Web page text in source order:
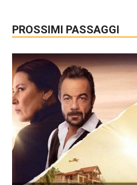
PROSSIMI PASSAGGI